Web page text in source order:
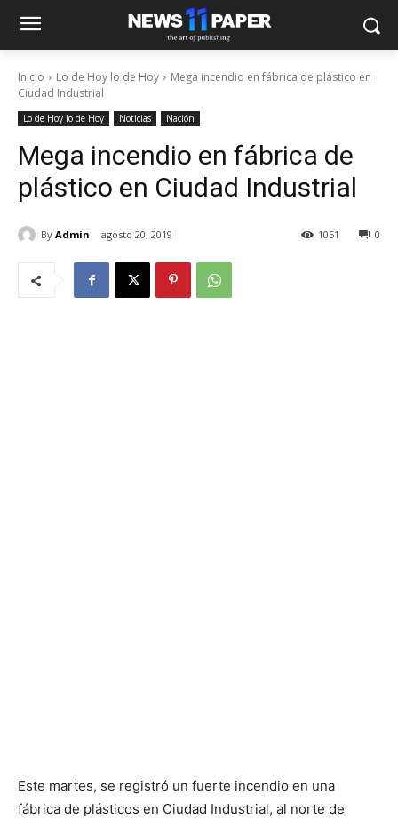
Inicio Lo de Hoy lo de Hoy
Mega incendio en fábrica de plástico en
Ciudad Industrial
Lo de Hoy lo de Hoy Noticias Nación
Mega incendio en fábrica de
plástico en Ciudad Industrial
By Admin agosto 20, 2019 0
1051
Este martes, se registró un fuerte incendio en una
fábrica de plásticos en Ciudad Industrial, al norte de